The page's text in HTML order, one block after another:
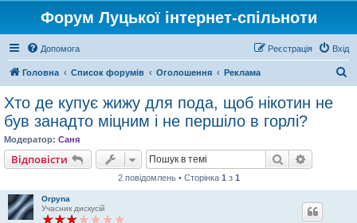
Форум Луцької інтернет-спільноти
Допомога Вхід
Реєстрація
Головна Список форумів Оголошення Реклама
Хто де купує жижу для пода, щоб нікотин не
був занадто міцним і не першіло в горлі?
Модератор: Саня
Відповісти Пошук
2 повідомлень • Сторінка 1 з 1
Orpyna
Учасник дискусій